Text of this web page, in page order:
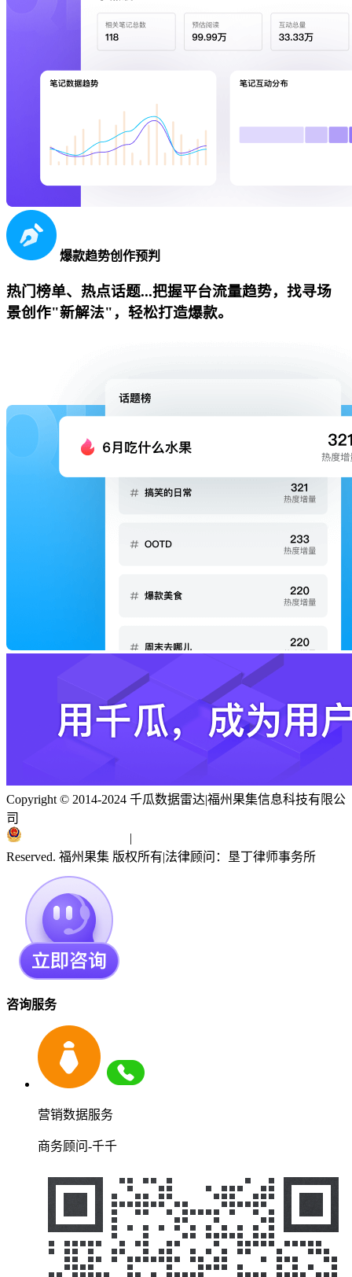
爆款趋势创作预判
热门榜单、热点话题...把握平台流量趋势，找寻场
景创作"新解法"，轻松打造爆款。
Copyright © 2014-2024 千瓜数据雷达|福州果集信息科技有限公
司
|
Reserved. 福州果集 版权所有|法律顾问：垦丁律师事务所
咨询服务
营销数据服务
商务顾问-千千